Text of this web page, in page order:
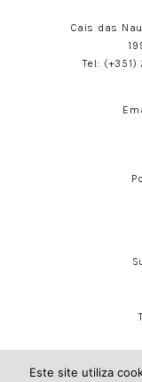
Cais das
Tel: (+351)
Este site utiliza